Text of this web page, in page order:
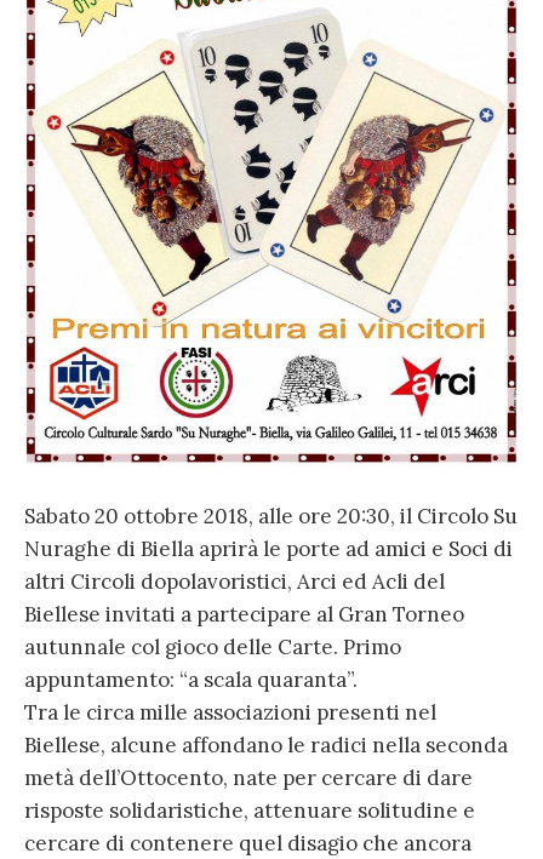
Sabato 20 ottobre 2018, alle ore 20:30, il Circolo Su
Nuraghe di Biella aprirà le porte ad amici e Soci di
altri Circoli dopolavoristici, Arci ed Acli del
Biellese invitati a partecipare al Gran Torneo
autunnale col gioco delle Carte. Primo
appuntamento: “a scala quaranta”.
Tra le circa mille associazioni presenti nel
Biellese, alcune affondano le radici nella seconda
metà dell’Ottocento, nate per cercare di dare
risposte solidaristiche, attenuare solitudine e
cercare di contenere quel disagio che ancora